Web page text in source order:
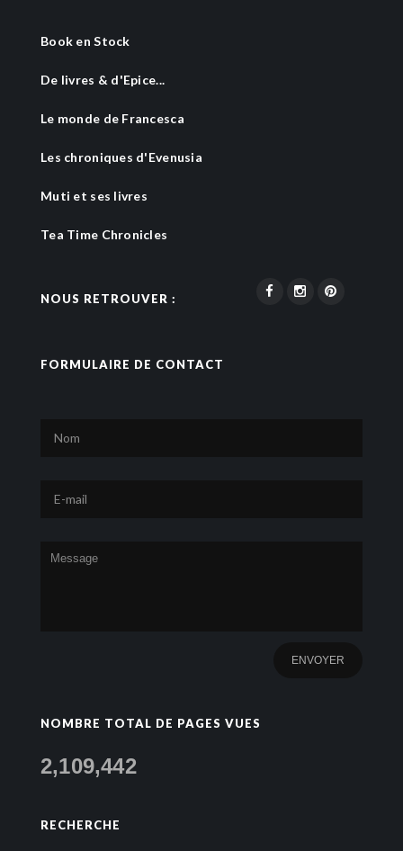
Book en Stock
De livres & d'Epice...
Le monde de Francesca
Les chroniques d'Evenusia
Muti et ses livres
Tea Time Chronicles
NOUS RETROUVER :
FORMULAIRE DE CONTACT
NOMBRE TOTAL DE PAGES VUES
2,109,442
RECHERCHE